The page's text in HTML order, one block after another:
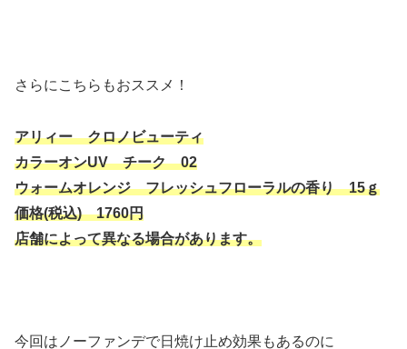
さらにこちらもおススメ！
アリィー クロノビューティ
カラーオンUV チーク 02
ウォームオレンジ フレッシュフローラルの香り 15ｇ
価格(税込) 1760円
店舗によって異なる場合があります。
今回はノーファンデで日焼け止め効果もあるのに